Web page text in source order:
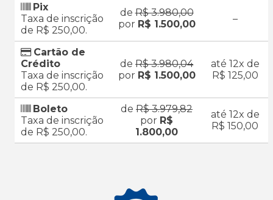
Pix
Taxa de inscrição
de R$ 250,00.
deR$ 3.980,00
por R$ 1.500,00 –
Cartão de
Crédito
Taxa de inscrição
de R$ 250,00.
de R$ 3.980,04
por R$ 1.500,00
até 12x de
R$ 125,00
Boleto
Taxa de inscrição
de R$ 250,00.
de R$ 3.979,82
por R$
1.800,00
até 12x de
R$ 150,00